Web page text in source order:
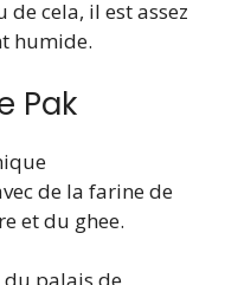
de cela, il est assez
humide.
Pak
de la farine de
et du ghee.